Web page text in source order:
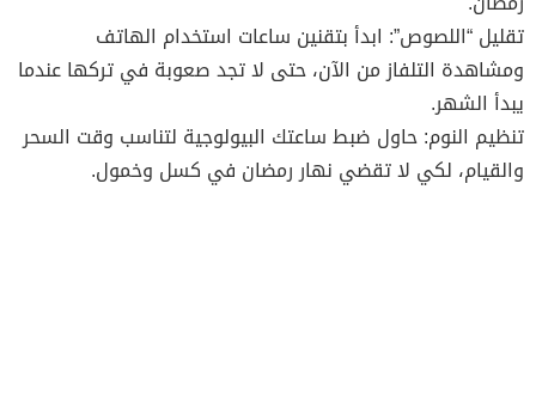
تقليل “اللصوص”: ابدأ بتقنين ساعات استخدام الهاتف
ومشاهدة التلفاز من الآن، حتى لا تجد صعوبة في تركها عندما
يبدأ الشهر.
تنظيم النوم: حاول ضبط ساعتك البيولوجية لتناسب وقت السحر
والقيام، لكي لا تقضي نهار رمضان في كسل وخمول.